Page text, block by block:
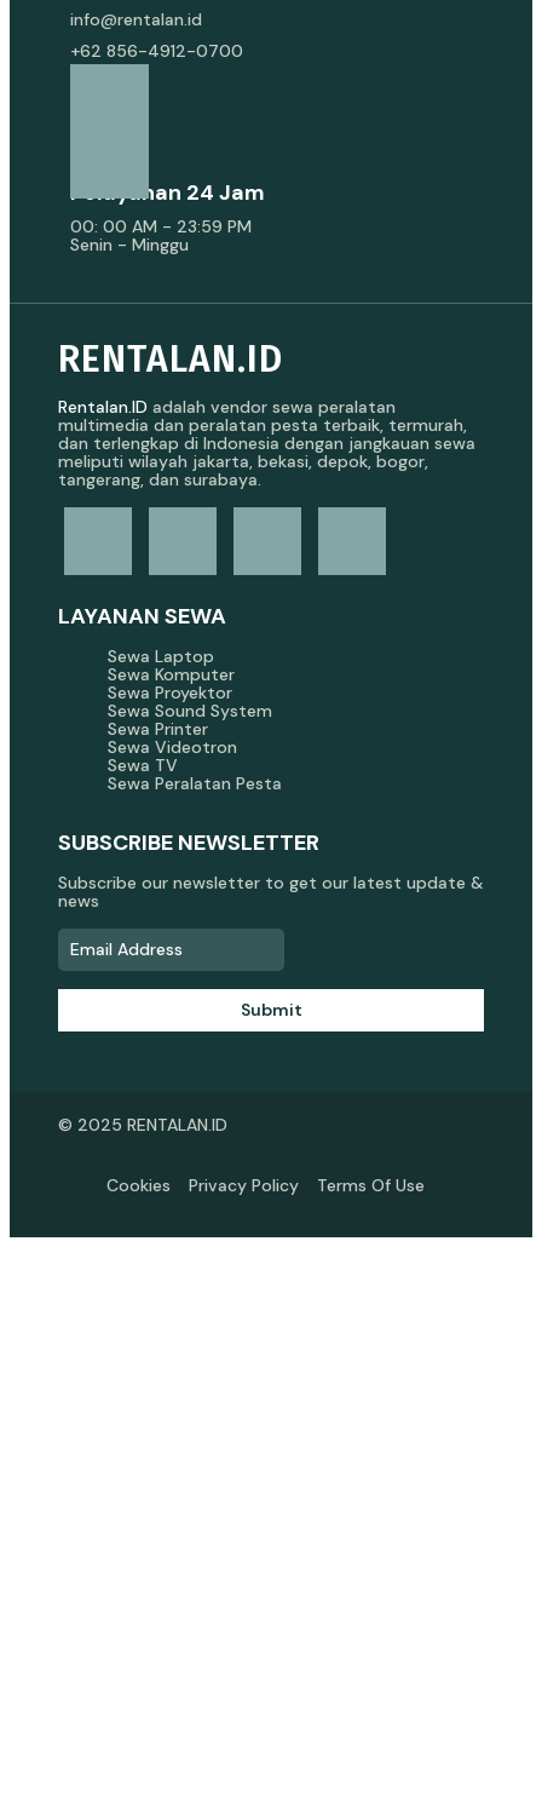
info@rentalan.id
+62 856-4912-0700
Pelayanan 24 Jam
00: 00 AM - 23:59 PM
Senin - Minggu
RENTALAN.ID
Rentalan.ID adalah vendor sewa peralatan
multimedia dan peralatan pesta terbaik, termurah,
dan terlengkap di Indonesia dengan jangkauan sewa
meliputi wilayah jakarta, bekasi, depok, bogor,
tangerang, dan surabaya.
LAYANAN SEWA
Sewa Laptop
Sewa Komputer
Sewa Proyektor
Sewa Sound System
Sewa Printer
Sewa Videotron
Sewa TV
Sewa Peralatan Pesta
SUBSCRIBE NEWSLETTER
Subscribe our newsletter to get our latest update &
news
Submit
© 2025 RENTALAN.ID
Cookies Privacy Policy Terms Of Use